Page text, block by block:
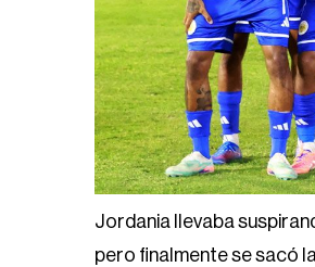
Jordania llevaba
pero finalmente se sacó